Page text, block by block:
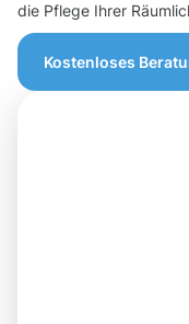
die Pflege Ihrer
Kostenloses